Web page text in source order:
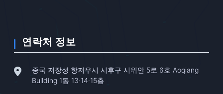
연락처 정보
중국 저장성 항저우시 시후구 시위안 5로 6호 Aoqiang
Building 1동 13·14·15층